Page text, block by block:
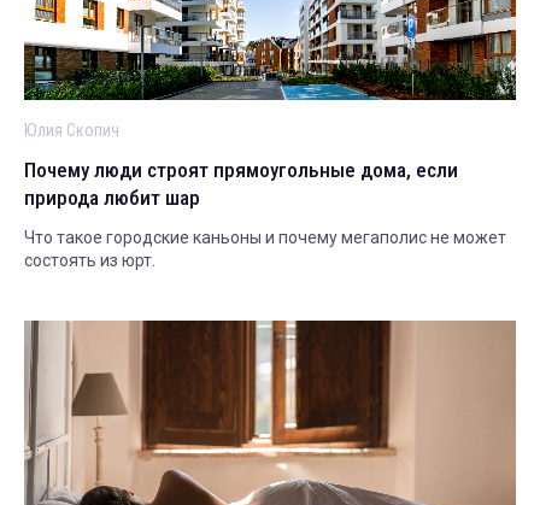
Юлия Скопич
Почему люди строят прямоугольные дома, если
природа любит шар
Что такое городские каньоны и почему мегаполис не может
состоять из юрт.